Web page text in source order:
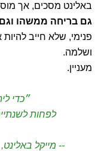
באלינט מסכים, אך
גם בריחה ממשהו
פנימי, שלא חייב
ושלמה.
מעניין.
״כדי
לפחות
-- מייקל